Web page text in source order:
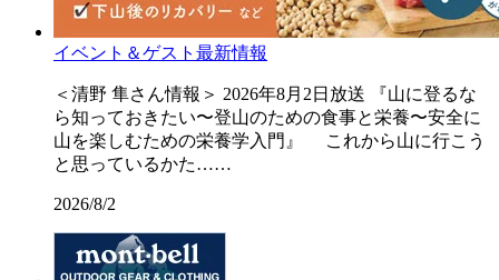
イベント＆ゲスト最新情報
＜清野 隼さん情報＞ 2026年8月2日放送 『山に登るな
ら知っておきたい〜登山のための食事と栄養〜安全に
山を楽しむための栄養学入門』 これから山に行こう
と思っているかた……
2026/8/2